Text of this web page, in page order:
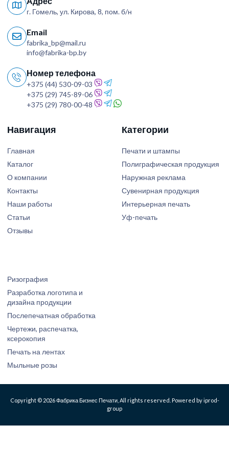
г. Гомель, ул. Кирова, 8, пом. б/н
Email
fabrika_bp@mail.ru
info@fabrika-bp.by
Номер телефона
+375 (44) 530-09-03
+375 (29) 745-89-06
+375 (29) 780-00-48
Навигация
Главная
Каталог
О компании
Контакты
Наши работы
Статьи
Отзывы
Категории
Печати и штампы
Полиграфическая продукция
Наружная реклама
Сувенирная продукция
Интерьерная печать
Уф-печать
Ризография
Разработка логотипа и
дизайна продукции
Послепечатная обработка
Чертежи, распечатка,
ксерокопия
Печать на лентах
Мыльные розы
Copyright © 2026 Фабрика Бизнес Печати, All rights reserved. Powered by iprod-
group